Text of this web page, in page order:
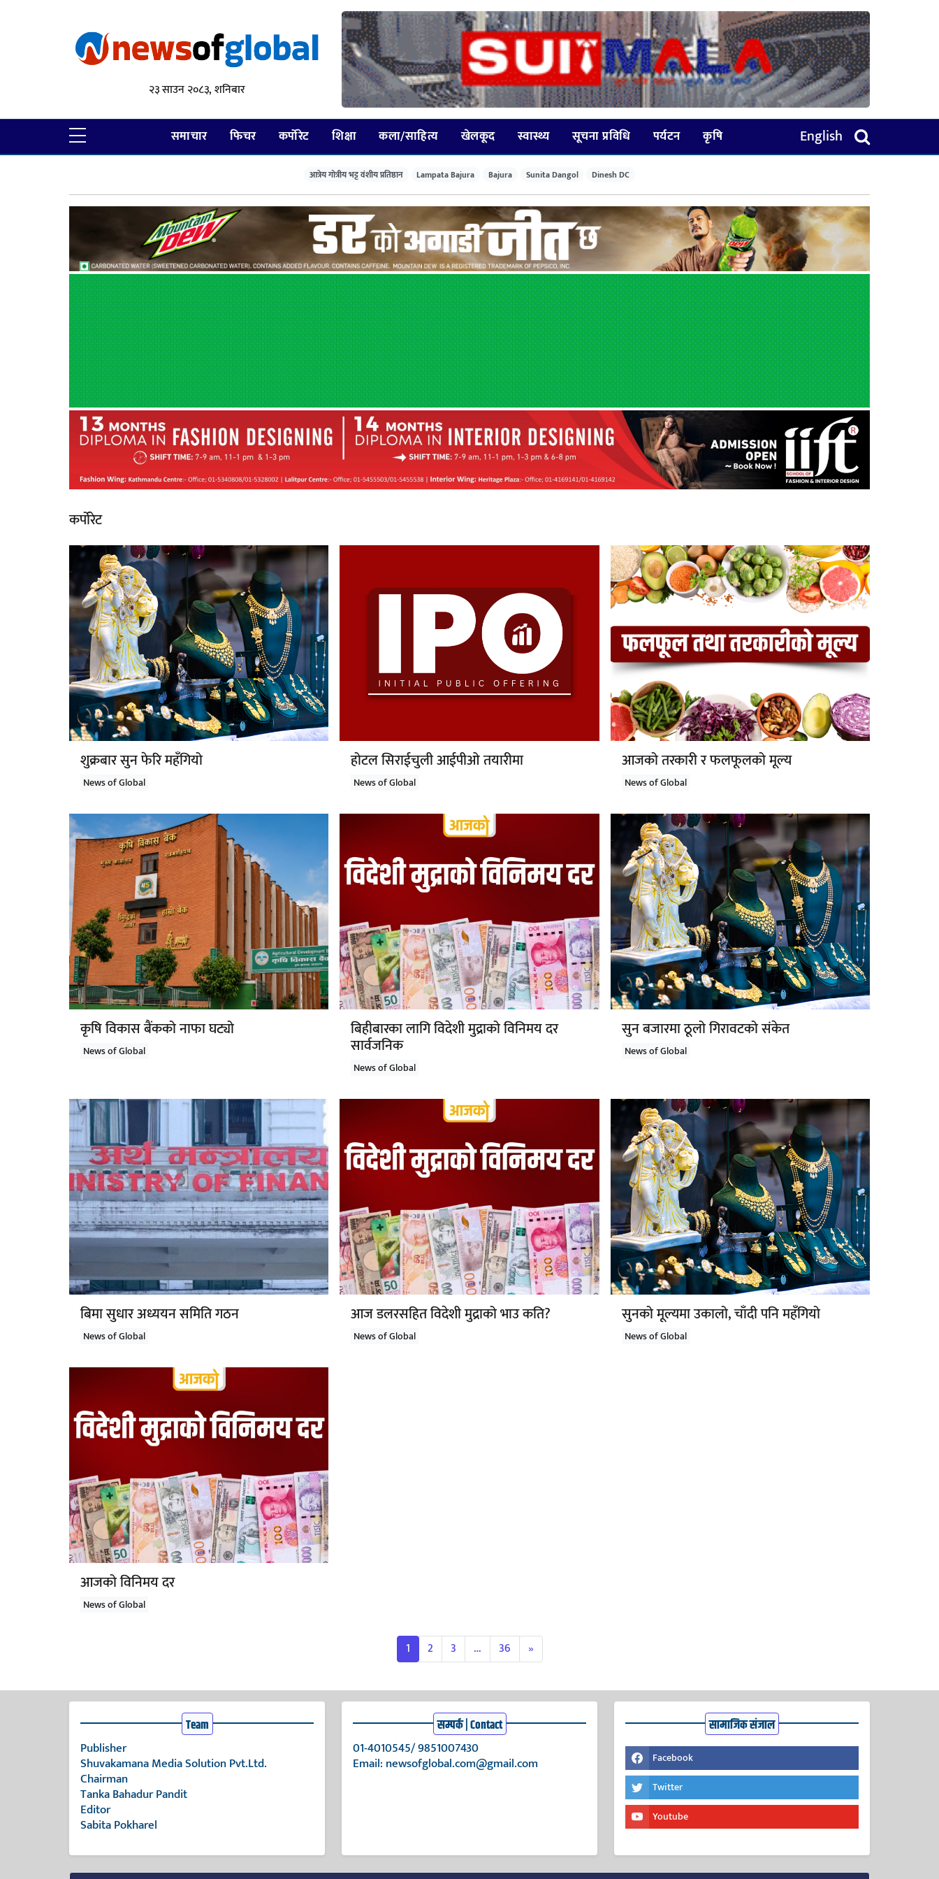
२३ साउन २०८३, शनिबार
समाचार फिचर कर्पोरेट शिक्षा कला/साहित्य खेलकूद स्वास्थ्य सूचना प्रविधि पर्यटन कृषि English
आत्रेय गोत्रीय भट्ट वंशीय प्रतिष्ठान Lampata Bajura Bajura Sunita Dangol Dinesh DC
कर्पोरेट
शुक्रबार सुन फेरि महँगियो
News of Global
होटल सिराईचुली आईपीओ तयारीमा
News of Global
आजको तरकारी र फलफूलको मूल्य
News of Global
कृषि विकास बैंकको नाफा घट्यो
News of Global
बिहीबारका लागि विदेशी मुद्राको विनिमय दर
सार्वजनिक
News of Global
सुन बजारमा ठूलो गिरावटको संकेत
News of Global
बिमा सुधार अध्ययन समिति गठन
News of Global
आज डलरसहित विदेशी मुद्राको भाउ कति?
News of Global
सुनको मूल्यमा उकालो, चाँदी पनि महँगियो
News of Global
आजको विनिमय दर
News of Global
1 2 3 … 36 »
Team
Publisher
Shuvakamana Media Solution Pvt.Ltd.
Chairman
Tanka Bahadur Pandit
Editor
Sabita Pokharel
सम्पर्क | Contact
01-4010545/ 9851007430
Email: newsofglobal.com@gmail.com
सामाजिक संजाल
Facebook
Twitter
Youtube